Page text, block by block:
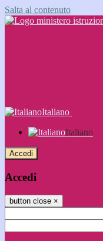
Salta al contenuto
Italiano
Italiano
Accedi
Accedi
button close ×